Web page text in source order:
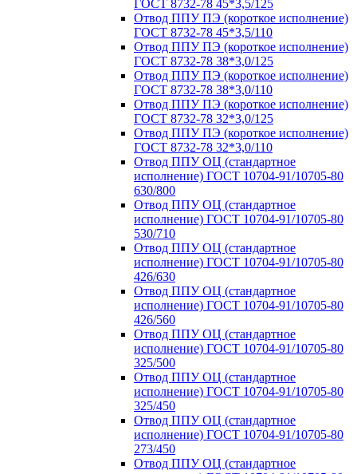
ГОСТ 8732-78 45*3,5/125
Отвод ППУ ПЭ (короткое исполнение)
ГОСТ 8732-78 45*3,5/110
Отвод ППУ ПЭ (короткое исполнение)
ГОСТ 8732-78 38*3,0/125
Отвод ППУ ПЭ (короткое исполнение)
ГОСТ 8732-78 38*3,0/110
Отвод ППУ ПЭ (короткое исполнение)
ГОСТ 8732-78 32*3,0/125
Отвод ППУ ПЭ (короткое исполнение)
ГОСТ 8732-78 32*3,0/110
Отвод ППУ ОЦ (стандартное
исполнение) ГОСТ 10704-91/10705-80
630/800
Отвод ППУ ОЦ (стандартное
исполнение) ГОСТ 10704-91/10705-80
530/710
Отвод ППУ ОЦ (стандартное
исполнение) ГОСТ 10704-91/10705-80
426/630
Отвод ППУ ОЦ (стандартное
исполнение) ГОСТ 10704-91/10705-80
426/560
Отвод ППУ ОЦ (стандартное
исполнение) ГОСТ 10704-91/10705-80
325/500
Отвод ППУ ОЦ (стандартное
исполнение) ГОСТ 10704-91/10705-80
325/450
Отвод ППУ ОЦ (стандартное
исполнение) ГОСТ 10704-91/10705-80
273/450
Отвод ППУ ОЦ (стандартное